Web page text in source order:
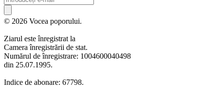
© 2026 Vocea poporului.
Ziarul este înregistrat la
Camera înregistrării de stat.
Numărul de înregistrare: 1004600040498
din 25.07.1995.
Indice de abonare: 67798.